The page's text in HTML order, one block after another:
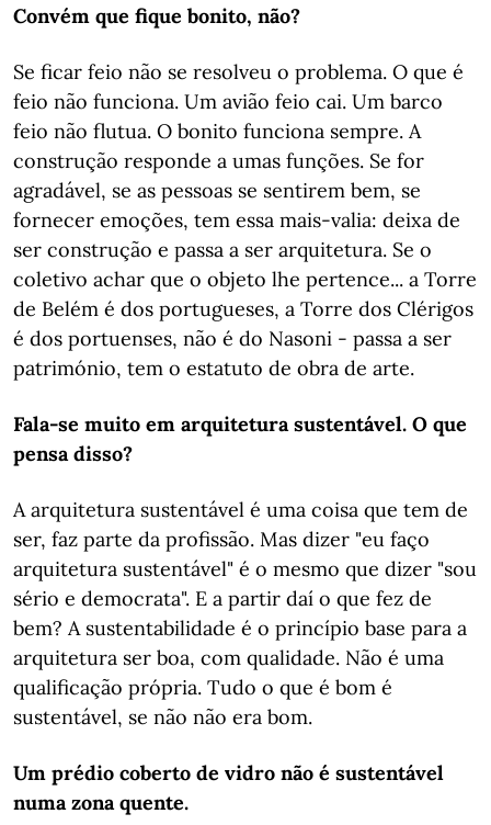
Convém que fique bonito, não?
Se ficar feio não se resolveu o problema. O que é
feio não funciona. Um avião feio cai. Um barco
feio não flutua. O bonito funciona sempre. A
construção responde a umas funções. Se for
agradável, se as pessoas se sentirem bem, se
fornecer emoções, tem essa mais-valia: deixa de
ser construção e passa a ser arquitetura. Se o
coletivo achar que o objeto lhe pertence... a Torre
de Belém é dos portugueses, a Torre dos Clérigos
é dos portuenses, não é do Nasoni - passa a ser
património, tem o estatuto de obra de arte.
Fala-se muito em arquitetura sustentável. O que
pensa disso?
A arquitetura sustentável é uma coisa que tem de
ser, faz parte da profissão. Mas dizer "eu faço
arquitetura sustentável" é o mesmo que dizer "sou
sério e democrata". E a partir daí o que fez de
bem? A sustentabilidade é o princípio base para a
arquitetura ser boa, com qualidade. Não é uma
qualificação própria. Tudo o que é bom é
sustentável, se não não era bom.
Um prédio coberto de vidro não é sustentável
numa zona quente.